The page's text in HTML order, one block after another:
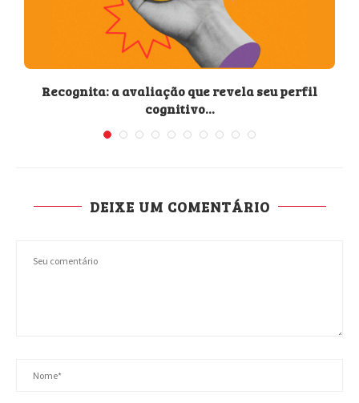
Recognita: a avaliação que revela seu perfil
cognitivo...
DEIXE UM COMENTÁRIO